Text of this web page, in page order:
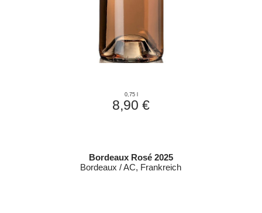
0,75 l
8,90 €
Bordeaux Rosé 2025
Bordeaux / AC, Frankreich